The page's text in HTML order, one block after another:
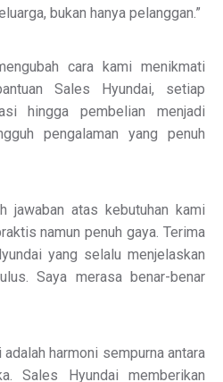
bukan hanya pelanggan.”
cara kami menikmati
Sales Hyundai, setiap
hingga pembelian menjadi
pengalaman yang penuh
jawaban atas kebutuhan kami
namun penuh gaya. Terima
yang selalu menjelaskan
Saya merasa benar-benar
harmoni sempurna antara
Sales Hyundai memberikan